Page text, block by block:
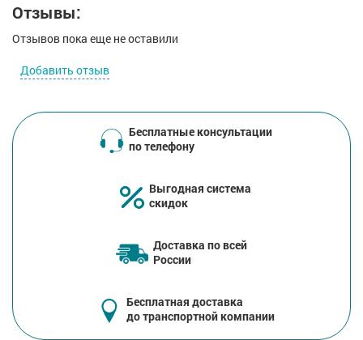
Отзывы:
Отзывов пока еще не оставили
Добавить отзыв
Бесплатные консультации
по телефону
Выгодная система
скидок
Доставка по всей
России
Бесплатная доставка
до транспортной компании